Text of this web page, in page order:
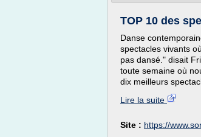
TOP 10 des
Danse
spectacles vivants
pas dansé." disait
toute semaine où
dix meilleurs
Lire la suite
Site : https://